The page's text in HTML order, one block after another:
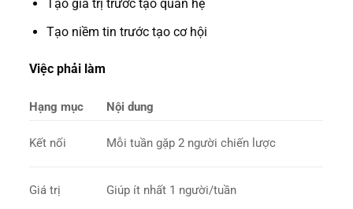
Tạo giá trị trước tạo quan hệ
Tạo niềm tin trước tạo cơ hội
Việc phải làm
Hạng mục Nội dung
Kết nối Mỗi tuần gặp 2 người chiến lược
Giá trị Giúp ít nhất 1 người/tuần